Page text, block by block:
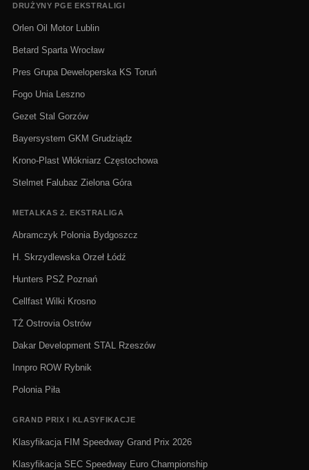
DRUŻYNY PGE EKSTRALIGI
Orlen Oil Motor Lublin
Betard Sparta Wrocław
Pres Grupa Deweloperska KS Toruń
Fogo Unia Leszno
Gezet Stal Gorzów
Bayersystem GKM Grudziądz
Krono-Plast Włókniarz Częstochowa
Stelmet Falubaz Zielona Góra
METALKAS 2. EKSTRALIGA
Abramczyk Polonia Bydgoszcz
H. Skrzydlewska Orzeł Łódź
Hunters PSŻ Poznań
Cellfast Wilki Krosno
TŻ Ostrovia Ostrów
Dakar Development STAL Rzeszów
Innpro ROW Rybnik
Polonia Piła
GRAND PRIX I KLASYFIKACJE
Klasyfikacja FIM Speedway Grand Prix 2026
Klasyfikacja SEC Speedway Euro Championship